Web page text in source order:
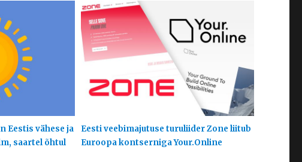
Eestis vähese ja
saartel õhtul
Eesti veebimajutuse turuliider Zone liitub
Euroopa kontserniga Your.Online